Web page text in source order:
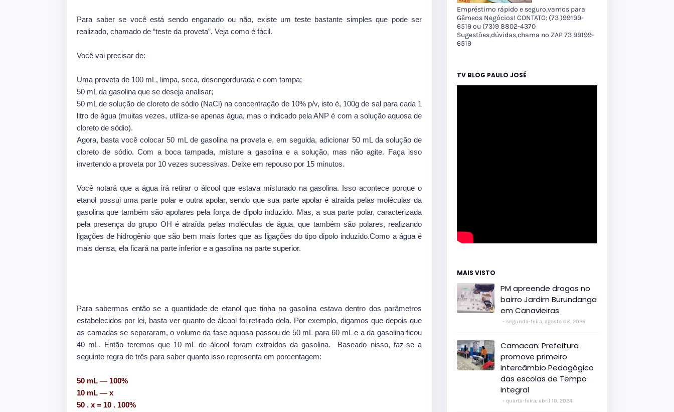
Para saber se você está sendo enganado ou não, existe um teste bastante simples que pode ser
realizado, chamado de “teste da proveta”. Veja como é fácil.
Você vai precisar de:
Uma proveta de 100 mL, limpa, seca, desengordurada e com tampa;
50 mL da gasolina que se deseja analisar;
50 mL de solução de cloreto de sódio (NaCl) na concentração de 10% p/v, isto é, 100g de sal para cada 1
litro de água (muitas vezes, utiliza-se apenas água, mas o indicado pela ANP é com a solução aquosa de
cloreto de sódio).
Agora, basta você colocar 50 mL de gasolina na proveta e, em seguida, adicionar 50 mL da solução de
cloreto de sódio. Com a boca tampada, misture a gasolina e a solução, mas não agite. Faça isso
invertendo a proveta por 10 vezes sucessivas. Deixe em repouso por 15 minutos.
Você notará que a água irá retirar o álcool que estava misturado na gasolina. Isso acontece porque o
etanol possui uma parte polar e outra apolar, sendo que sua parte apolar é atraída pelas moléculas da
gasolina que também são apolares pela força de dipolo induzido. Mas, a sua parte polar, caracterizada
pela presença do grupo OH é atraída pelas moléculas de água, que também são polares, realizando
ligações de hidrogênio que são bem mais fortes que as ligações do tipo dipolo induzido.Como a água é
mais densa, ela ficará na parte inferior e a gasolina na parte superior.
Para sabermos então se a quantidade de etanol que tinha na gasolina estava dentro dos parâmetros
estabelecidos por lei, basta ver quanto de álcool foi retirado dela. Por exemplo, digamos que depois que
as camadas se separaram, o volume da fase aquosa passou de 50 mL para 60 mL e a da gasolina ficou
40 mL. Então teremos que 10 mL de álcool foram extraídos da gasolina. Baseado nisso, faz-se a
seguinte regra de três para saber quanto isso representa em porcentagem:
50 mL — 100%
10 mL — x
50 . x = 10 . 100%
Empréstimo rápido e seguro,vamos para
Gêmeos Negócios! CONTATO: (73 )99199-
6519 ou (73)9 8802-4370
Sugestões,dúvidas,chama no ZAP 73 99199-
6519
TV BLOG PAULO JOSÉ
MAIS VISTO
PM apreende drogas no
bairro Jardim Burundanga
em Canavieiras
segunda-feira, agosto 03, 2026
Camacan: Prefeitura
promove primeiro
intercâmbio Pedagógico
das escolas de Tempo
Integral
quarta-feira, abril 10, 2024